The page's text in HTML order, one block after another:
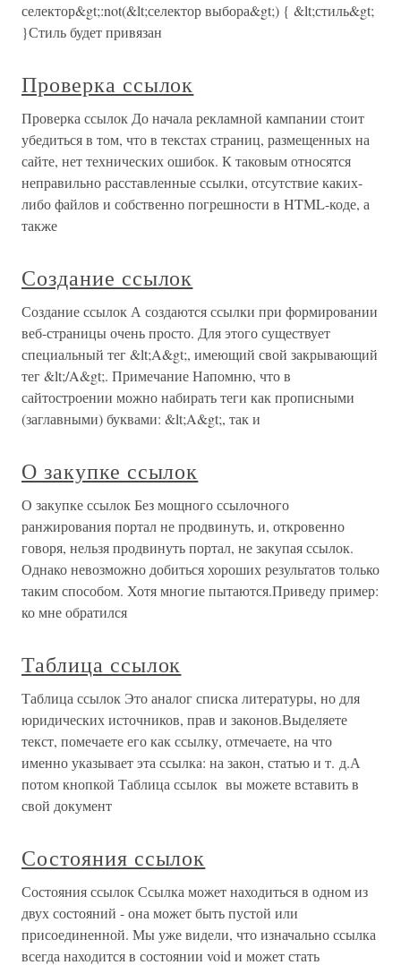
селектор&gt;:not(&lt;селектор выбора&gt;) { &lt;стиль&gt;
}Стиль будет привязан
Проверка ссылок
Проверка ссылок До начала рекламной кампании стоит
убедиться в том, что в текстах страниц, размещенных на
сайте, нет технических ошибок. К таковым относятся
неправильно расставленные ссылки, отсутствие каких-
либо файлов и собственно погрешности в HTML-коде, а
также
Создание ссылок
Создание ссылок А создаются ссылки при формировании
веб-страницы очень просто. Для этого существует
специальный тег &lt;A&gt;, имеющий свой закрывающий
тег &lt;/A&gt;. Примечание Напомню, что в
сайтостроении можно набирать теги как прописными
(заглавными) буквами: &lt;A&gt;, так и
О закупке ссылок
О закупке ссылок Без мощного ссылочного
ранжирования портал не продвинуть, и, откровенно
говоря, нельзя продвинуть портал, не закупая ссылок.
Однако невозможно добиться хороших результатов только
таким способом. Хотя многие пытаются.Приведу пример:
ко мне обратился
Таблица ссылок
Таблица ссылок Это аналог списка литературы, но для
юридических источников, прав и законов.Выделяете
текст, помечаете его как ссылку, отмечаете, на что
именно указывает эта ссылка: на закон, статью и т. д.А
потом кнопкой Таблица ссылок вы можете вставить в
свой документ
Состояния ссылок
Состояния ссылок Ссылка может находиться в одном из
двух состояний - она может быть пустой или
присоединенной. Мы уже видели, что изначально ссылка
всегда находится в состоянии void и может стать